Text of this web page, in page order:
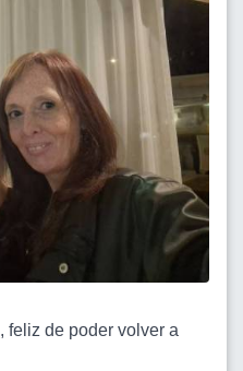
, feliz de poder volver a